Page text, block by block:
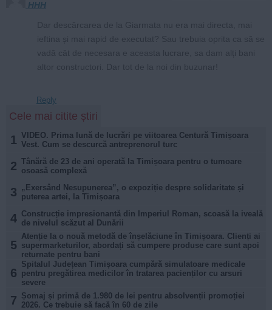
HHH
Reply
Cele mai citite știri
1 VIDEO. Prima lună de lucrări pe viitoarea Centură Timișoara
Vest. Cum se descurcă antreprenorul turc
2 Tânără de 23 de ani operată la Timișoara pentru o tumoare
osoasă complexă
3 „Exersând Nesupunerea”, o expoziție despre solidaritate și
puterea artei, la Timișoara
4 Construcție impresionantă din Imperiul Roman, scoasă la iveală
de nivelul scăzut al Dunării
5
Atenție la o nouă metodă de înșelăciune în Timișoara. Clienți ai
supermarketurilor, abordați să cumpere produse care sunt apoi
returnate pentru bani
6
Spitalul Județean Timișoara cumpără simulatoare medicale
pentru pregătirea medicilor în tratarea pacienților cu arsuri
severe
7 Șomaj și primă de 1.980 de lei pentru absolvenții promoției
2026. Ce trebuie să facă în 60 de zile